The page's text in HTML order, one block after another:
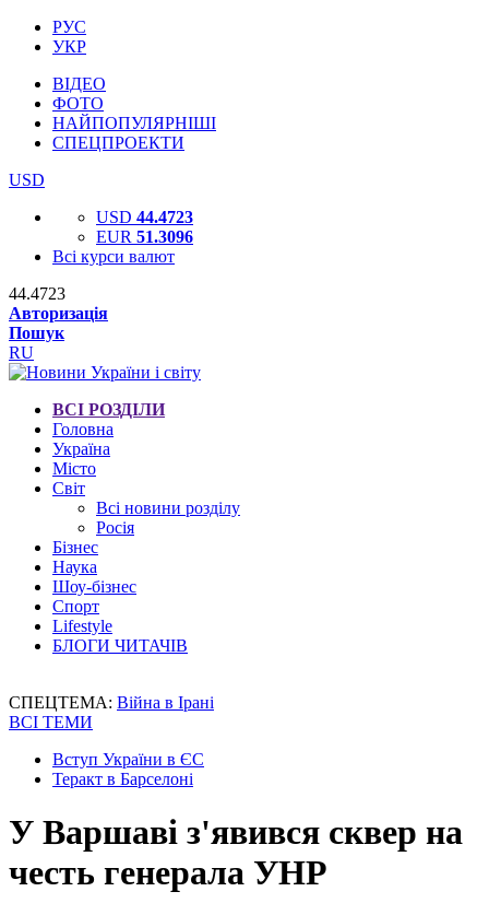
РУС
УКР
ВІДЕО
ФОТО
НАЙПОПУЛЯРНІШІ
СПЕЦПРОЕКТИ
USD
USD 44.4723
EUR 51.3096
Всі курси валют
44.4723
Авторизація
Пошук
RU
ВСІ РОЗДІЛИ
Головна
Україна
Місто
Світ
Всі новини розділу
Росія
Бізнес
Наука
Шоу-бізнес
Спорт
Lifestyle
БЛОГИ ЧИТАЧІВ
СПЕЦТЕМА: Війна в Ірані
ВСІ ТЕМИ
Вступ України в ЄС
Теракт в Барселоні
У Варшаві з'явився сквер на
честь генерала УНР